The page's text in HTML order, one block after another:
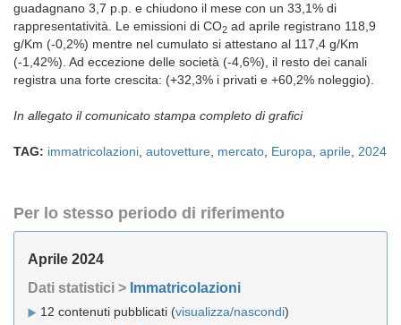
guadagnano 3,7 p.p. e chiudono il mese con un 33,1% di
rappresentatività. Le emissioni di CO2 ad aprile registrano 118,9
g/Km (-0,2%) mentre nel cumulato si attestano al 117,4 g/Km
(-1,42%). Ad eccezione delle società (-4,6%), il resto dei canali
registra una forte crescita: (+32,3% i privati e +60,2% noleggio).
In allegato il comunicato stampa completo di grafici
TAG: immatricolazioni autovetture mercato Europa aprile 2024
Per lo stesso periodo di riferimento
Aprile 2024
Dati statistici > Immatricolazioni
12 contenuti pubblicati (visualizza/nascondi)